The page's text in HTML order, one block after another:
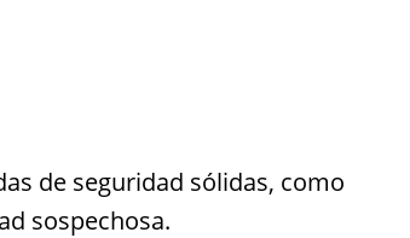
de seguridad sólidas, como
sospechosa.